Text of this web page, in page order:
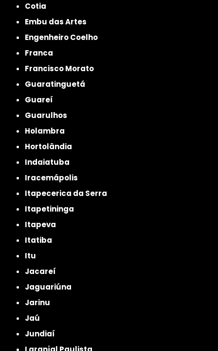
Cotia
Embu das Artes
Engenheiro Coelho
Franca
Francisco Morato
Guaratinguetá
Guareí
Guarulhos
Holambra
Hortolândia
Indaiatuba
Iracemápolis
Itapecerica da Serra
Itapetininga
Itapeva
Itatiba
Itu
Jacareí
Jaguariúna
Jarinu
Jaú
Jundiaí